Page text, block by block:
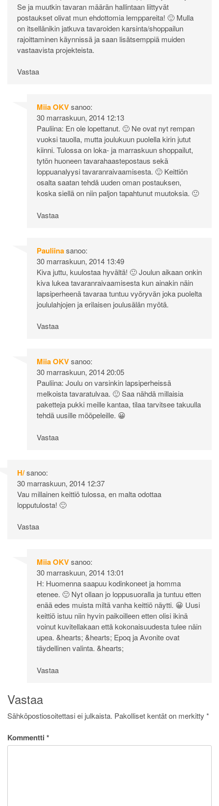
Se ja muutkin tavaran määrän hallintaan liittyvät
postaukset olivat mun ehdottomia lemppareita! 🙂 Mulla
on itsellänikin jatkuva tavaroiden karsinta/shoppailun
rajoittaminen käynnissä ja saan lisätsemppiä muiden
vastaavista projekteista.
Vastaa
Miia OKVsanoo:
30 marraskuun, 2014 12:13
Pauliina: En ole lopettanut. 🙂 Ne ovat nyt rempan
vuoksi tauolla, mutta joulukuun puolella kirin jutut
kiinni. Tulossa on loka- ja marraskuun shoppailut,
tytön huoneen tavarahaastepostaus sekä
loppuanalyysi tavaranraivaamisesta. 🙂 Keittiön
osalta saatan tehdä uuden oman postauksen,
koska siellä on niin paljon tapahtunut muutoksia. 🙂
Vastaa
Pauliinasanoo:
30 marraskuun, 2014 13:49
Kiva juttu, kuulostaa hyvältä! 🙂 Joulun aikaan onkin
kiva lukea tavaranraivaamisesta kun ainakin näin
lapsiperheenä tavaraa tuntuu vyöryvän joka puolelta
joululahjojen ja erilaisen joulusälän myötä.
Vastaa
Miia OKVsanoo:
30 marraskuun, 2014 20:05
Pauliina: Joulu on varsinkin lapsiperheissä
melkoista tavaratulvaa. 🙂 Saa nähdä millaisia
paketteja pukki meille kantaa, tilaa tarvitsee takuulla
tehdä uusille mööpeleille. 😀
Vastaa
H/sanoo:
30 marraskuun, 2014 12:37
Vau millainen keittiö tulossa, en malta odottaa
lopputulosta! 🙂
Vastaa
Miia OKVsanoo:
30 marraskuun, 2014 13:01
H: Huomenna saapuu kodinkoneet ja homma
etenee. 🙂 Nyt ollaan jo loppusuoralla ja tuntuu etten
enää edes muista miltä vanha keittiö näytti. 😀 Uusi
keittiö istuu niin hyvin paikoilleen etten olisi ikinä
voinut kuvitellakaan että kokonaisuudesta tulee näin
upea. &hearts; &hearts; Epoq ja Avonite ovat
täydellinen valinta. &hearts;
Vastaa
Vastaa
Sähköpostiosoitettasi ei julkaista. Pakolliset kentät on merkitty *
Kommentti *